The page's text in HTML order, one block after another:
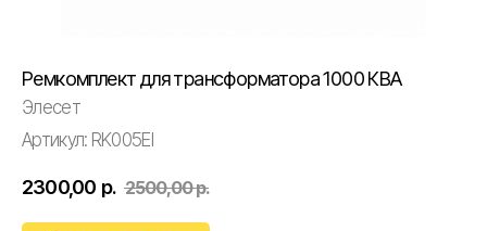
Ремкомплект для трансформатора 1000 КВА
Элесет
Артикул: RK005EI
2300,00 р. 2500,00р.